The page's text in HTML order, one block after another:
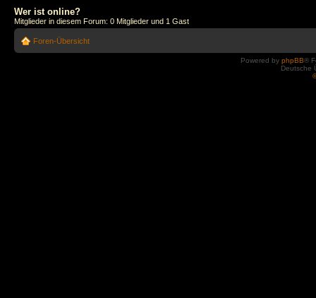
Wer ist online?
Mitglieder in diesem Forum: 0 Mitglieder und 1 Gast
Foren-Übersicht
Powered by phpBB®
Deutsche